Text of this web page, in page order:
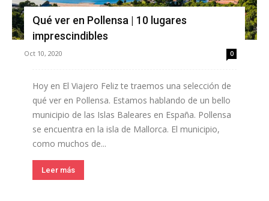
Qué ver en Pollensa | 10 lugares
imprescindibles
Oct 10, 2020 0
Hoy en El Viajero Feliz te traemos una selección de
qué ver en Pollensa. Estamos hablando de un bello
municipio de las Islas Baleares en España. Pollensa
se encuentra en la isla de Mallorca. El municipio,
como muchos de...
Leer más